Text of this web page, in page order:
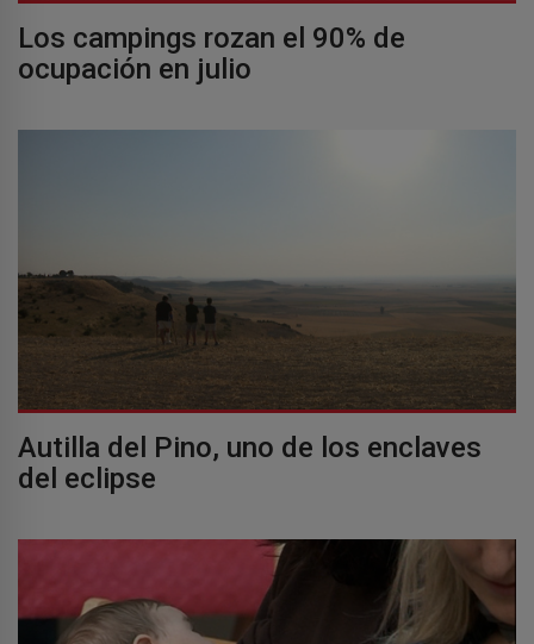
Los campings rozan el 90% de
ocupación en julio
Autilla del Pino, uno de los enclaves
del eclipse